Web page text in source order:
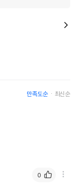
만족도순 최신순
0